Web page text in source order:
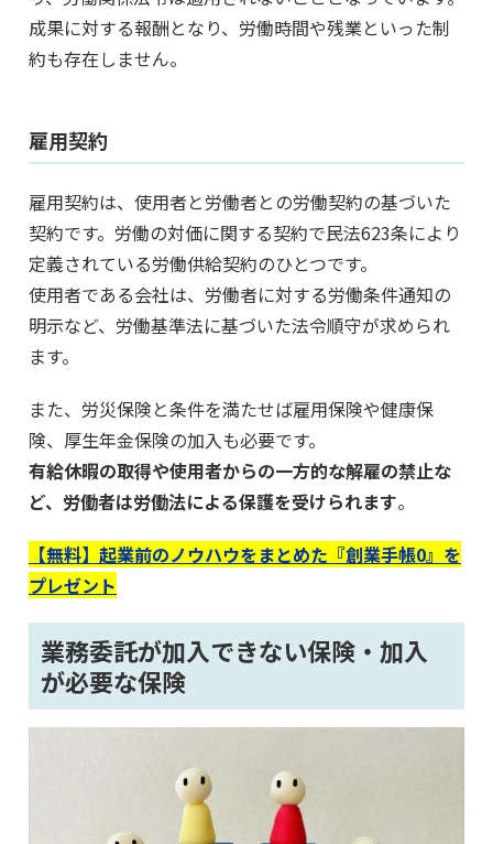
成果に対する報酬となり、労働時間や残業といった制
約も存在しません。
雇用契約
雇用契約は、使用者と労働者との労働契約の基づいた
契約です。労働の対価に関する契約で民法623条により
定義されている労働供給契約のひとつです。
使用者である会社は、労働者に対する労働条件通知の
明示など、労働基準法に基づいた法令順守が求められ
ます。
また、労災保険と条件を満たせば雇用保険や健康保
険、厚生年金保険の加入も必要です。
有給休暇の取得や使用者からの一方的な解雇の禁止な
ど、労働者は労働法による保護を受けられます。
【無料】起業前のノウハウをまとめた『創業手帳0』を
プレゼント
業務委託が加入できない保険・加入
が必要な保険